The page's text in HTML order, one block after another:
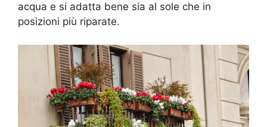
acqua e si adatta bene sia al sole che in
posizioni più riparate.